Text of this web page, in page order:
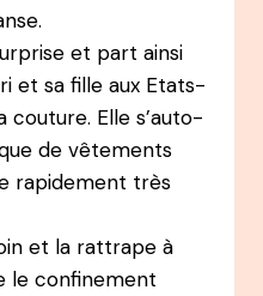
et part ainsi
et sa fille aux Etats-
couture. Elle s’auto-
de vêtements
rapidement très
et la rattrape à
le confinement